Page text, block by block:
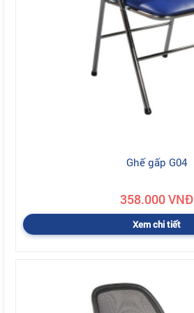
Ghế gấp G04
358.000 VNĐ
Xem chi tiết